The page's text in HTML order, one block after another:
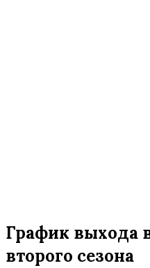
График выхода
второго сезона